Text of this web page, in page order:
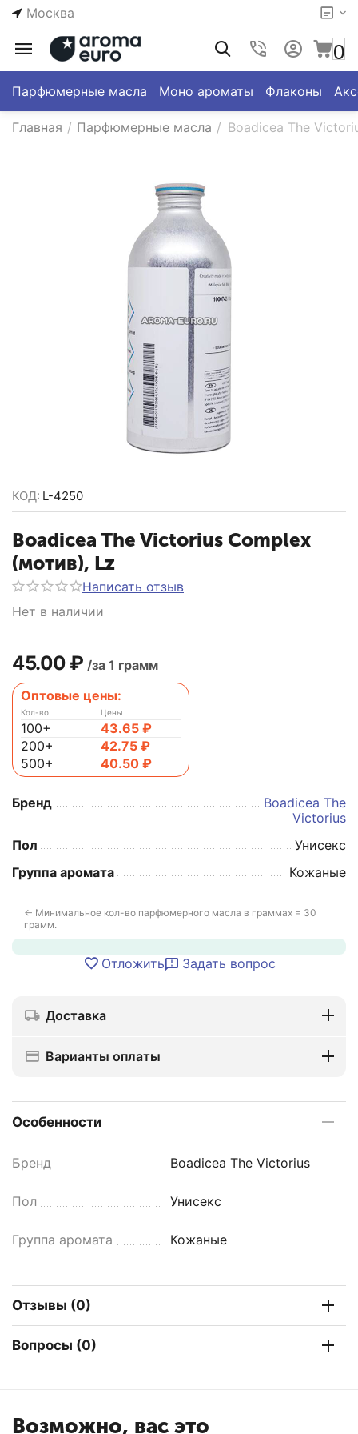
Москва
0
Парфюмерные масла Моно ароматы Флаконы
Главная / Парфюмерные масла / Boadicea The
КОД: L-4250
Boadicea The Victorius Complex
(мотив), Lz
Написать отзыв
Нет в наличии
45.00 ₽ /за 1 грамм
Оптовые цены:
Кол-во
100+
200+
500+
Цены
43.65 ₽
42.75 ₽
40.50 ₽
Бренд
Boadicea The
Victorius
Пол
Унисекс
Группа аромата
Кожаные
← Минимальное кол-во парфюмерного масла в граммах = 30
грамм.
Отложить Задать вопрос
Доставка
Варианты оплаты
Особенности
Бренд Boadicea The Victorius
Пол Унисекс
Группа аромата Кожаные
Отзывы (0)
Вопросы (0)
Возможно, вас это